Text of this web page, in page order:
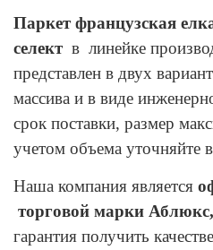
Паркет французская
селект в линейке
представлен в двух
массива и в виде
срок поставки, размер
учетом объема уточняйте
Наша компания является
торговой марки Аблюкс,
гарантия получить